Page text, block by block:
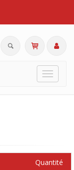
Toggle
Quantité